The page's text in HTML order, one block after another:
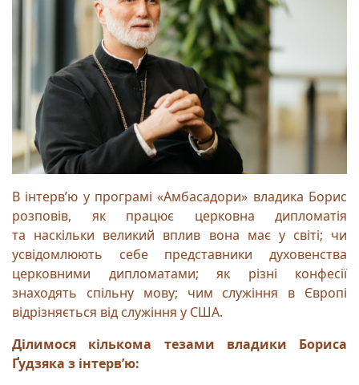
В інтервʼю у програмі «Амбасадори» владика Борис
розповів, як працює церковна дипломатія
та наскільки великий вплив вона має у світі; чи
усвідомлюють себе представники духовенства
церковними дипломатами; як різні конфесії
знаходять спільну мову; чим служіння в Європі
відрізняється від служіння у США.
Ділимося кількома тезами владики Бориса
Ґудзяка з інтервʼю: